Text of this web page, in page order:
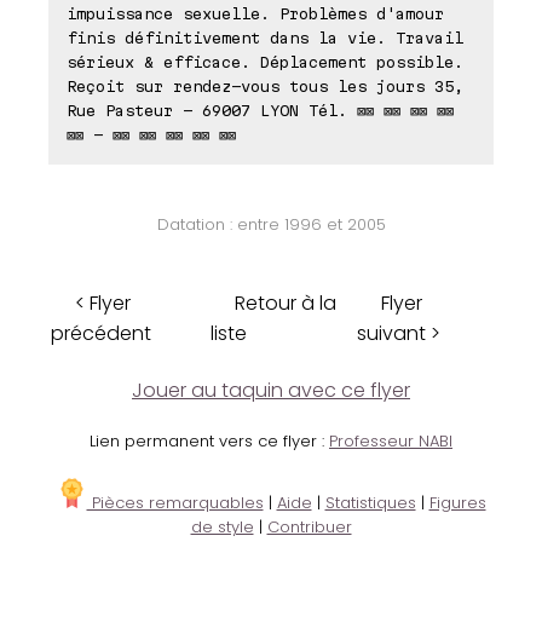
impuissance sexuelle. Problèmes d'amour
finis définitivement dans la vie. Travail
sérieux & efficace. Déplacement possible.
Reçoit sur rendez-vous tous les jours 35,
Rue Pasteur - 69007 LYON Tél. ⊠⊠ ⊠⊠ ⊠⊠ ⊠⊠
⊠⊠ - ⊠⊠ ⊠⊠ ⊠⊠ ⊠⊠ ⊠⊠
Datation : entre 1996 et 2005
< Flyer
précédent
Retour à la
liste
Flyer
suivant >
Jouer au taquin avec ce flyer
Lien permanent vers ce flyer : Professeur NABI
Pièces remarquables | Aide | Statistiques | Figures
de style | Contribuer